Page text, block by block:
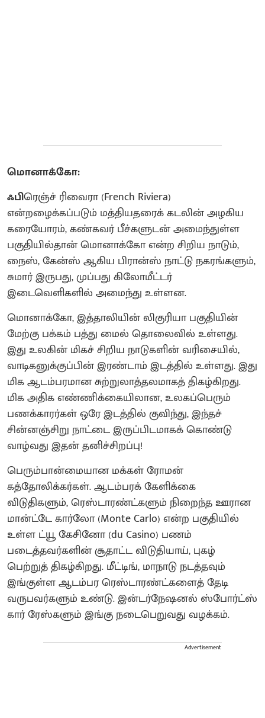
மொனாக்கோ:
ஃபிரெஞ்ச் ரிவைரா (French Riviera)
என்றழைக்கப்படும் மத்தியதரைக் கடலின் அழகிய
கரையோரம், கண்கவர் பீச்களுடன் அமைந்துள்ள
பகுதியில்தான் மொனாக்கோ என்ற சிறிய நாடும்,
நைஸ், கேன்ஸ் ஆகிய பிரான்ஸ் நாட்டு நகரங்களும்,
சுமார் இருபது, முப்பது கிலோமீட்டர்
இடைவெளிகளில் அமைந்து உள்ளன.
மொனாக்கோ, இத்தாலியின் லிகுரியா பகுதியின்
மேற்கு பக்கம் பத்து மைல் தொலைவில் உள்ளது.
இது உலகின் மிகச் சிறிய நாடுகளின் வரிசையில்,
வாடிகனுக்குப்பின் இரண்டாம் இடத்தில் உள்ளது. இது
மிக ஆடம்பரமான சுற்றுலாத்தலமாகத் திகழ்கிறது.
மிக அதிக எண்ணிக்கையிலான, உலகப்பெரும்
பணக்காரர்கள் ஒரே இடத்தில் குவிந்து, இந்தச்
சின்னஞ்சிறு நாட்டை இருப்பிடமாகக் கொண்டு
வாழ்வது இதன் தனிச்சிறப்பு!
பெரும்பான்மையான மக்கள் ரோமன்
கத்தோலிக்கர்கள். ஆடம்பரக் கேளிக்கை
விடுதிகளும், ரெஸ்டாரண்ட்களும் நிறைந்த ஊரான
மான்ட்டே கார்லோ (Monte Carlo) என்ற பகுதியில்
உள்ள ட்யூ கேசினோ (du Casino) பணம்
படைத்தவர்களின் சூதாட்ட விடுதியாய், புகழ்
பெற்றுத் திகழ்கிறது. மீட்டிங், மாநாடு நடத்தவும்
இங்குள்ள ஆடம்பர ரெஸ்டாரண்ட்களைத் தேடி
வருபவர்களும் உண்டு. இன்டர்நேஷனல் ஸ்போர்ட்ஸ்
கார் ரேஸ்களும் இங்கு நடைபெறுவது வழக்கம்.
Advertisement